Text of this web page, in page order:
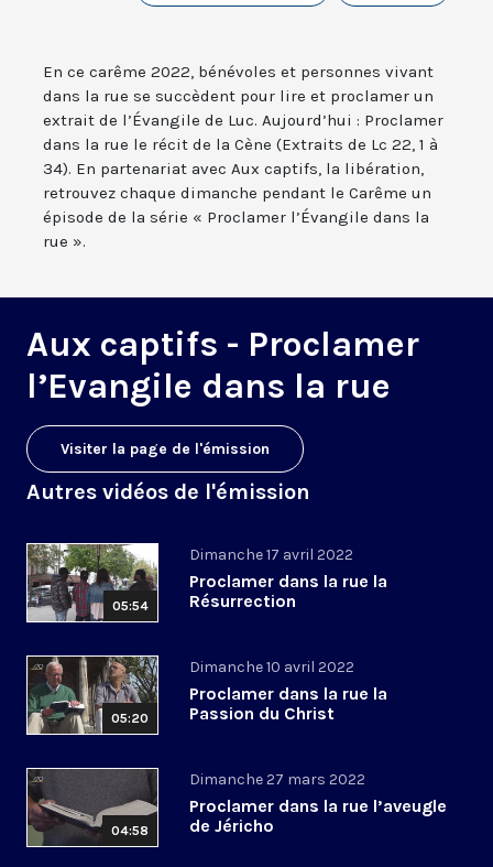
En ce carême 2022, bénévoles et personnes vivant
dans la rue se succèdent pour lire et proclamer un
extrait de l’Évangile de Luc. Aujourd’hui : Proclamer
dans la rue le récit de la Cène (Extraits de Lc 22, 1 à
34). En partenariat avec Aux captifs, la libération,
retrouvez chaque dimanche pendant le Carême un
épisode de la série « Proclamer l’Évangile dans la
rue ».
Aux captifs - Proclamer
l’Evangile dans la rue
Visiter la page de l'émission
Autres vidéos de l'émission
05:54
Dimanche 17 avril 2022
Proclamer dans la rue la
Résurrection
05:20
Dimanche 10 avril 2022
Proclamer dans la rue la
Passion du Christ
04:58
Dimanche 27 mars 2022
Proclamer dans la rue l’aveugle
de Jéricho